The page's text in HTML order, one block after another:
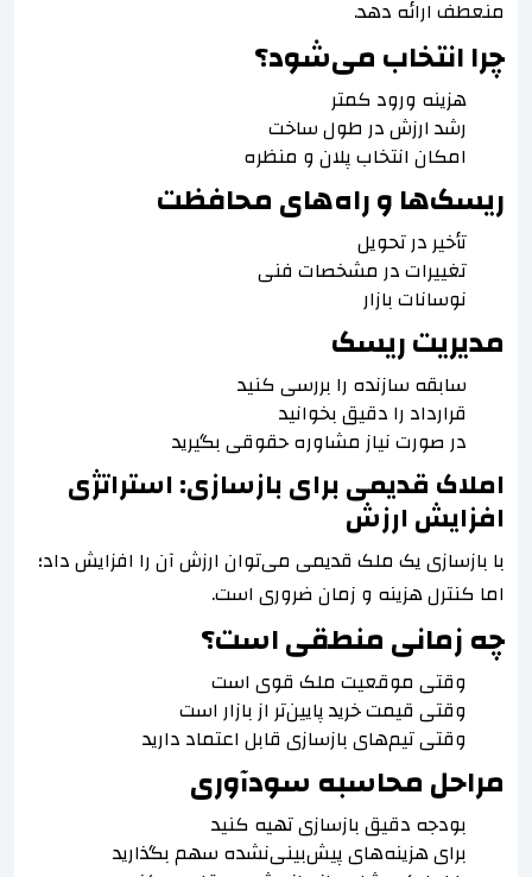
منعطف ارائه دهد.
چرا انتخاب می‌شود؟
هزینه ورود کمتر
رشد ارزش در طول ساخت
امکان انتخاب پلان و منظره
ریسک‌ها و راه‌های محافظت
تأخیر در تحویل
تغییرات در مشخصات فنی
نوسانات بازار
مدیریت ریسک
سابقه سازنده را بررسی کنید
قرارداد را دقیق بخوانید
در صورت نیاز مشاوره حقوقی بگیرید
املاک قدیمی برای بازسازی: استراتژی
افزایش ارزش
با بازسازی یک ملک قدیمی می‌توان ارزش آن را افزایش داد؛
اما کنترل هزینه و زمان ضروری است.
چه زمانی منطقی است؟
وقتی موقعیت ملک قوی است
وقتی قیمت خرید پایین‌تر از بازار است
وقتی تیم‌های بازسازی قابل اعتماد دارید
مراحل محاسبه سودآوری
بودجه دقیق بازسازی تهیه کنید
برای هزینه‌های پیش‌بینی‌نشده سهم بگذارید